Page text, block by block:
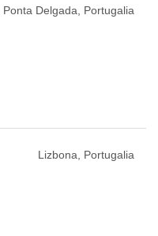
Ponta Delgada, Portugalia
Lizbona, Portugalia